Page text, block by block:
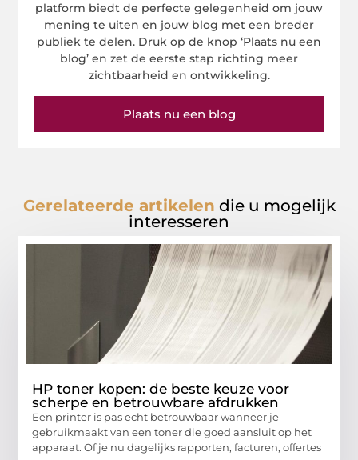
platform biedt de perfecte gelegenheid om jouw
mening te uiten en jouw blog met een breder
publiek te delen. Druk op de knop ‘Plaats nu een
blog’ en zet de eerste stap richting meer
zichtbaarheid en ontwikkeling.
Plaats nu een blog
Gerelateerde artikelen die u mogelijk
interesseren
HP toner kopen: de beste keuze voor
scherpe en betrouwbare afdrukken
Een printer is pas echt betrouwbaar wanneer je
gebruikmaakt van een toner die goed aansluit op het
apparaat. Of je nu dagelijks rapporten, facturen, offertes